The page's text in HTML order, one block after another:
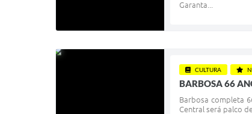
Garanta...
CULTURA
BARBOSA 66
Barbosa completa
Central será palco